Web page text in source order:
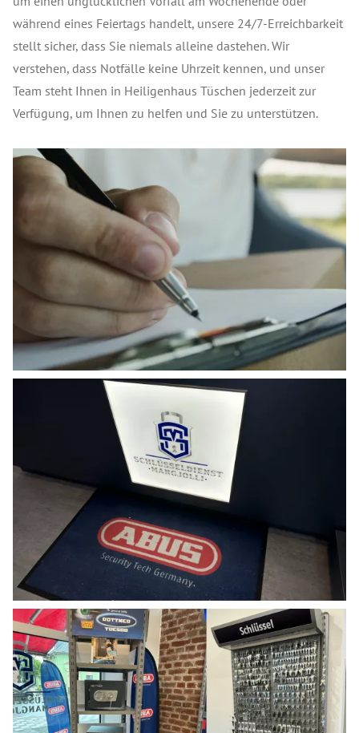
während eines Feiertags handelt, unsere 24/7-Erreichbarkeit
stellt sicher, dass Sie niemals alleine dastehen. Wir
verstehen, dass Notfälle keine Uhrzeit kennen, und unser
Team steht Ihnen in Heiligenhaus Tüschen jederzeit zur
Verfügung, um Ihnen zu helfen und Sie zu unterstützen.